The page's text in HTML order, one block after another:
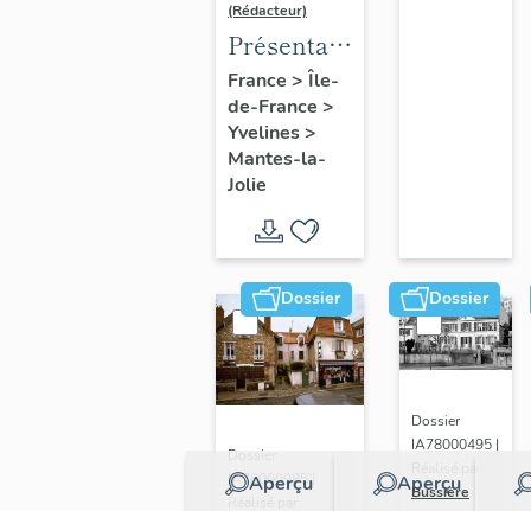
(Rédacteur)
Présentation
de l'étude
France > Île-
de-France >
Yvelines>
Mantes-la-
Jolie
Dossier
Aperçu
Dossier
IA78000985 |
Dossier
Aperçu
Dossier
IA78000495 |
Bussière